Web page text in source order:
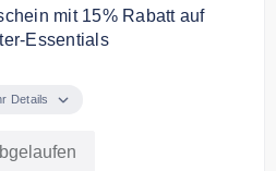
mit 15% Rabatt auf
Essentials
auf Winter-Essentials
Details